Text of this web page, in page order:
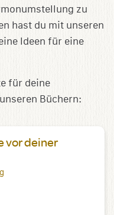
zu
hast du mit unseren
Ideen für eine
für deine
Büchern:
vor deiner